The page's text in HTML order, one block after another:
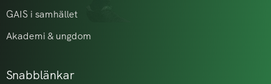
GAIS i samhället
Akademi & ungdom
Snabblänkar